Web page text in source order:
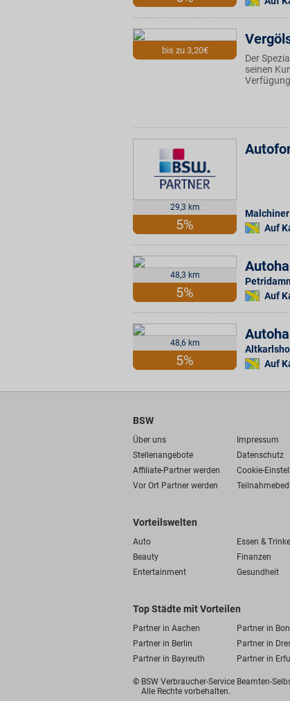
bis zu 3,20€
Der
seinen
29,3 km
5%
Auf
48,3 km
5%
Auf
48,6 km
5%
Auf
BSW
Über uns
Impressum
Stellenangebote
Datenschutz
Affiliate-Partner werden
Cookie-
Vor Ort Partner werden
Vorteilswelten
Auto Essen &
Beauty
Finanzen
Entertainment
Gesundheit
Top Städte mit Vorteilen
Partner in Aachen Partner in
Partner in Berlin
Partner in
Partner in Bayreuth
Partner in
© BSW Verbraucher-Service Beamten-
Alle Rechte vorbehalten.